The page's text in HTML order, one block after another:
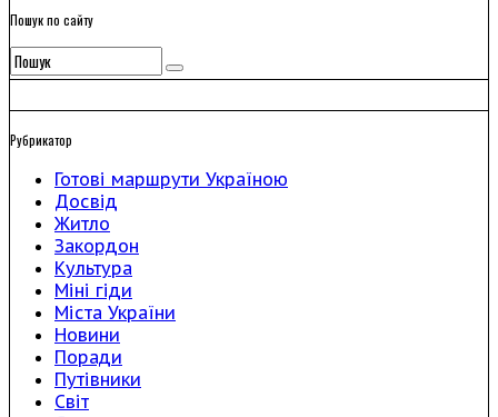
Пошук по сайту
Рубрикатор
Готові маршрути Україною
Досвід
Житло
Закордон
Культура
Міні гіди
Міста України
Новини
Поради
Путівники
Світ